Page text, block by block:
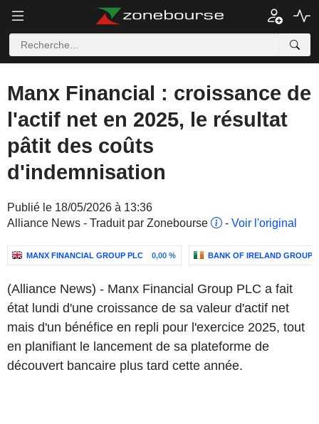
Manx Financial : croissance de
l'actif net en 2025, le résultat
pâtit des coûts
d'indemnisation
Publié le 18/05/2026 à 13:36
Alliance News - Traduit par Zonebourse
- Voir l'original
MANX FINANCIAL GROUP PLC 0,00 % BANK OF IRELAND GROUP
(Alliance News) - Manx Financial Group PLC a fait
état lundi d'une croissance de sa valeur d'actif net
mais d'un bénéfice en repli pour l'exercice 2025, tout
en planifiant le lancement de sa plateforme de
découvert bancaire plus tard cette année.